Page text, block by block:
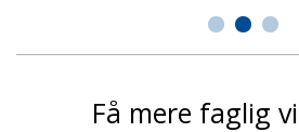
Få mere faglig